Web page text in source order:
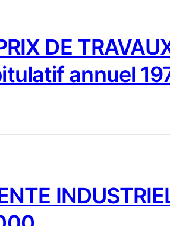
DE
annuel